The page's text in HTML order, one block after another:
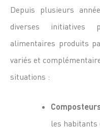
Depuis plusieurs
diverses initiatives
alimentaires produits
variés et
situations :
les habitants